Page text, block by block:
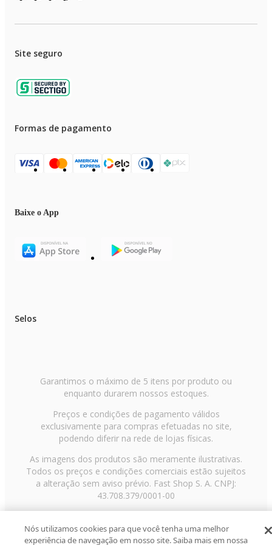
Site seguro
Formas de pagamento
Baixe o App
Selos
Garantimos o máximo de 5 itens por produto ou
enquanto durarem nossos estoques.
Preços e condições de pagamento válidos
exclusivamente para compras efetuadas no site,
podendo diferir na rede de lojas físicas.
As imagens dos produtos são meramente ilustrativas.
Todos os preços e condições comerciais estão sujeitos
a alteração sem aviso prévio. Fast Shop S. A. CNPJ:
43.708.379/0001-00
Paulo/SP, CEP 02029-001, Telefone: 11 3003-3728 ©
2013 Fast Shop - Todos os direitos reservadosRF
Nós utilizamos cookies para que você tenha uma melhor
experiência de navegação em nosso site. Saiba mais em nossa